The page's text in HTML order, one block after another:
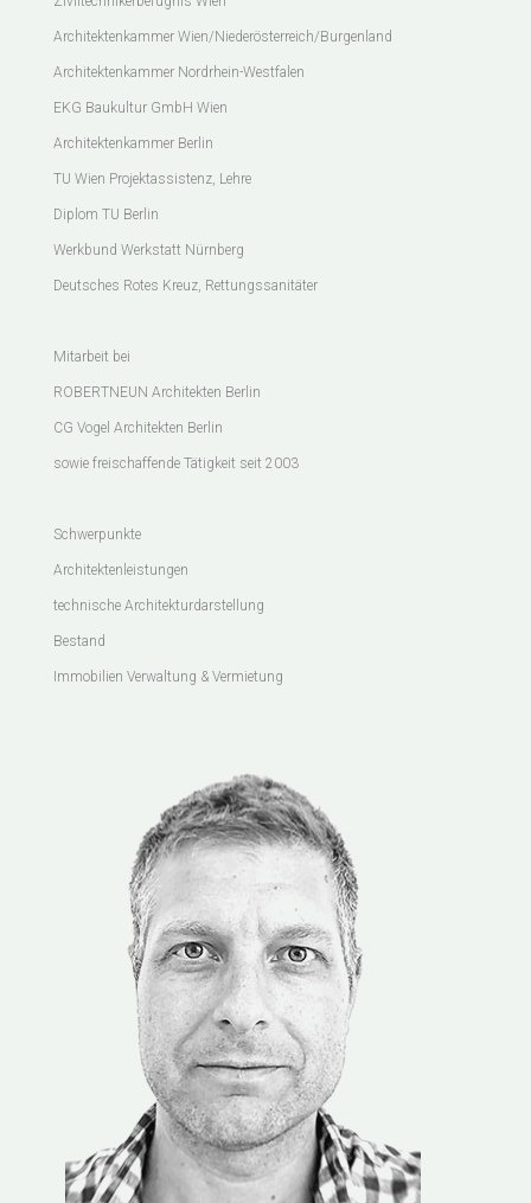
Architektenkammer Wien/Niederösterreich/Burgenland
Architektenkammer Nordrhein-Westfalen
EKG Baukultur GmbH Wien
Architektenkammer Berlin
TU Wien Projektassistenz, Lehre
Diplom TU Berlin
Werkbund Werkstatt Nürnberg
Deutsches Rotes Kreuz, Rettungssanitäter
Mitarbeit bei
ROBERTNEUN Architekten Berlin
CG Vogel Architekten Berlin
sowie freischaffende Tätigkeit seit 2003
Schwerpunkte
Architektenleistungen
technische Architekturdarstellung
Bestand
Immobilien Verwaltung & Vermietung